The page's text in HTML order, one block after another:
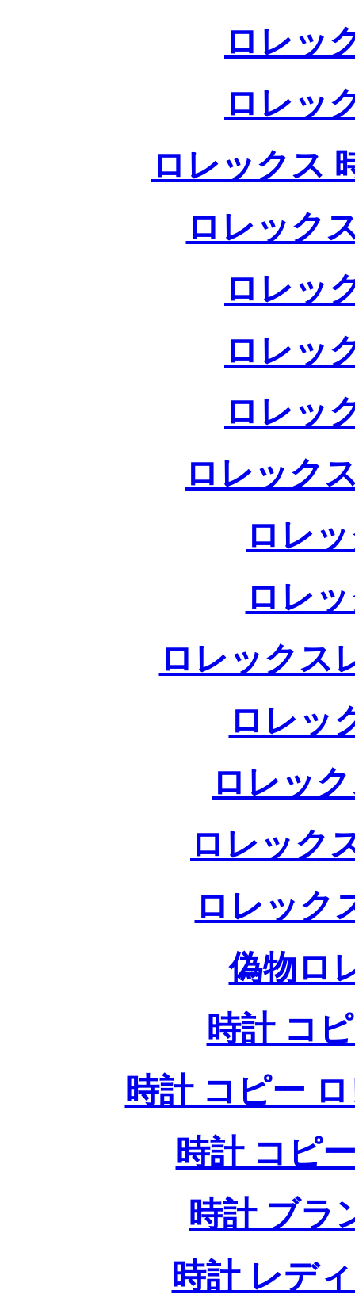
ロレッ
ロレッ
ロレックス
ロレック
ロレッ
ロレッ
ロレッ
ロレック
ロレ
ロレ
ロレックス
ロレッ
ロレッ
ロレック
ロレック
偽物ロ
時計 コ
時計 コピー
時計 コピ
時計 ブラ
時計 レデ